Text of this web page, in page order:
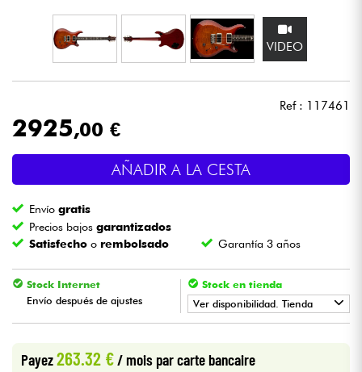
DJ
Luces
Batería y percusión
Vientos
Niños
Cables & Acces.
VIDEO
Ref : 117461
2925,00 €
AÑADIR A LA CESTA
Envíogratis
Precios bajosgarantizados
Satisfecho o rembolsado Garantía 3 años
Stock Internet
Envío después de ajustes
Stock en tienda
Ver disponibilidad. Tienda
Payez263.32 € / mois par carte bancaire